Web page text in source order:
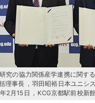
研究の協力関係産学連携に関す
理事長 ， 羽田昭裕日本ユニシ
2月15日 ， KCG京都駅前校新